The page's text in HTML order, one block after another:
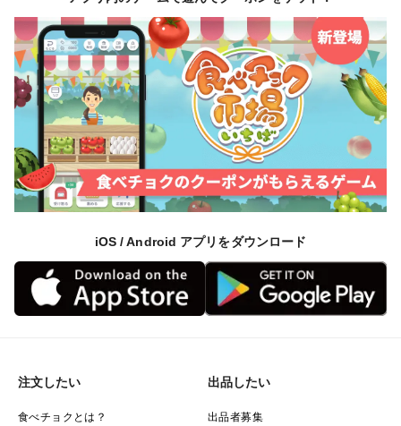
iOS / Android アプリをダウンロード
注文したい
食べチョクとは？
出品したい
出品者募集